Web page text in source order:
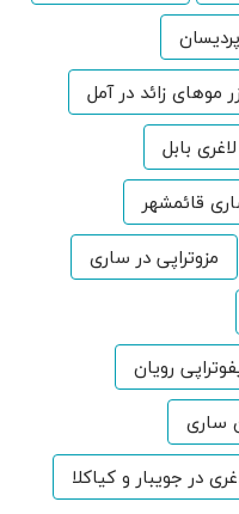
موهای زائد در آمل
بابل
قائمشهر
مزوتراپی در ساری
رویان
ساری
در جویبار و کیاکلا